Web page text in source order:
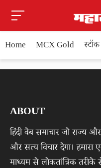
Home MCX Gold स्टॉक
ABOUT
हिंदी वेब समाचार जो राज्य
और सत्य विचार देगा। हमारा
माध्यम से लोकतांत्रिक तरीके